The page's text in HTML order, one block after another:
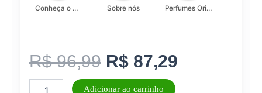
Conheça o Asad, da Lattafa… Sobre nós Perfumes Originais
R$96,99 O
preço
R$ 87,29
Adicionar ao carrinho